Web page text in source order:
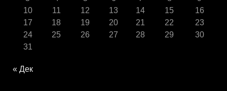
10
11 12 13 14 15
16
17
18 19 20 21 22
23
24
25 26 27 28 29
30
31
« Дек